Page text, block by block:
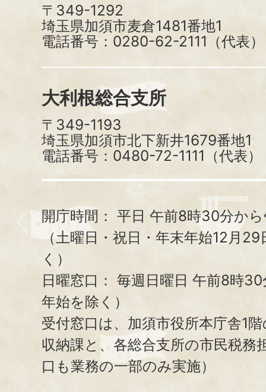
〒349-1292
埼玉県加須市麦倉1481番地1
電話番号：0280-62-2111（代表）
大利根総合支所
〒349-1193
埼玉県加須市北下新井1679番地1
電話番号：0480-72-1111（代表）
開庁時間： 平日 午前8時30分か
（土曜日・祝日・年末年始12月
く）
日曜窓口： 毎週日曜日 午前8時
年始を除く）
受付窓口は、加須市役所本庁舎1
収納課と、 各総合支所の市民税務
口も業務の一部のみ実施）